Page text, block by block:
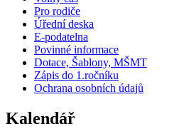
Pro rodiče
Úřední deska
E-podatelna
Povinné informace
Dotace, Šablony, MŠMT
Zápis do 1.ročníku
Ochrana osobních údajů
Kalendář